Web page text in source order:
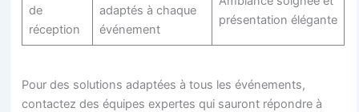
de
réception
adaptés à chaque
événement
présentation élégante
Pour des solutions adaptées à tous les événements,
contactez des équipes expertes qui sauront répondre à